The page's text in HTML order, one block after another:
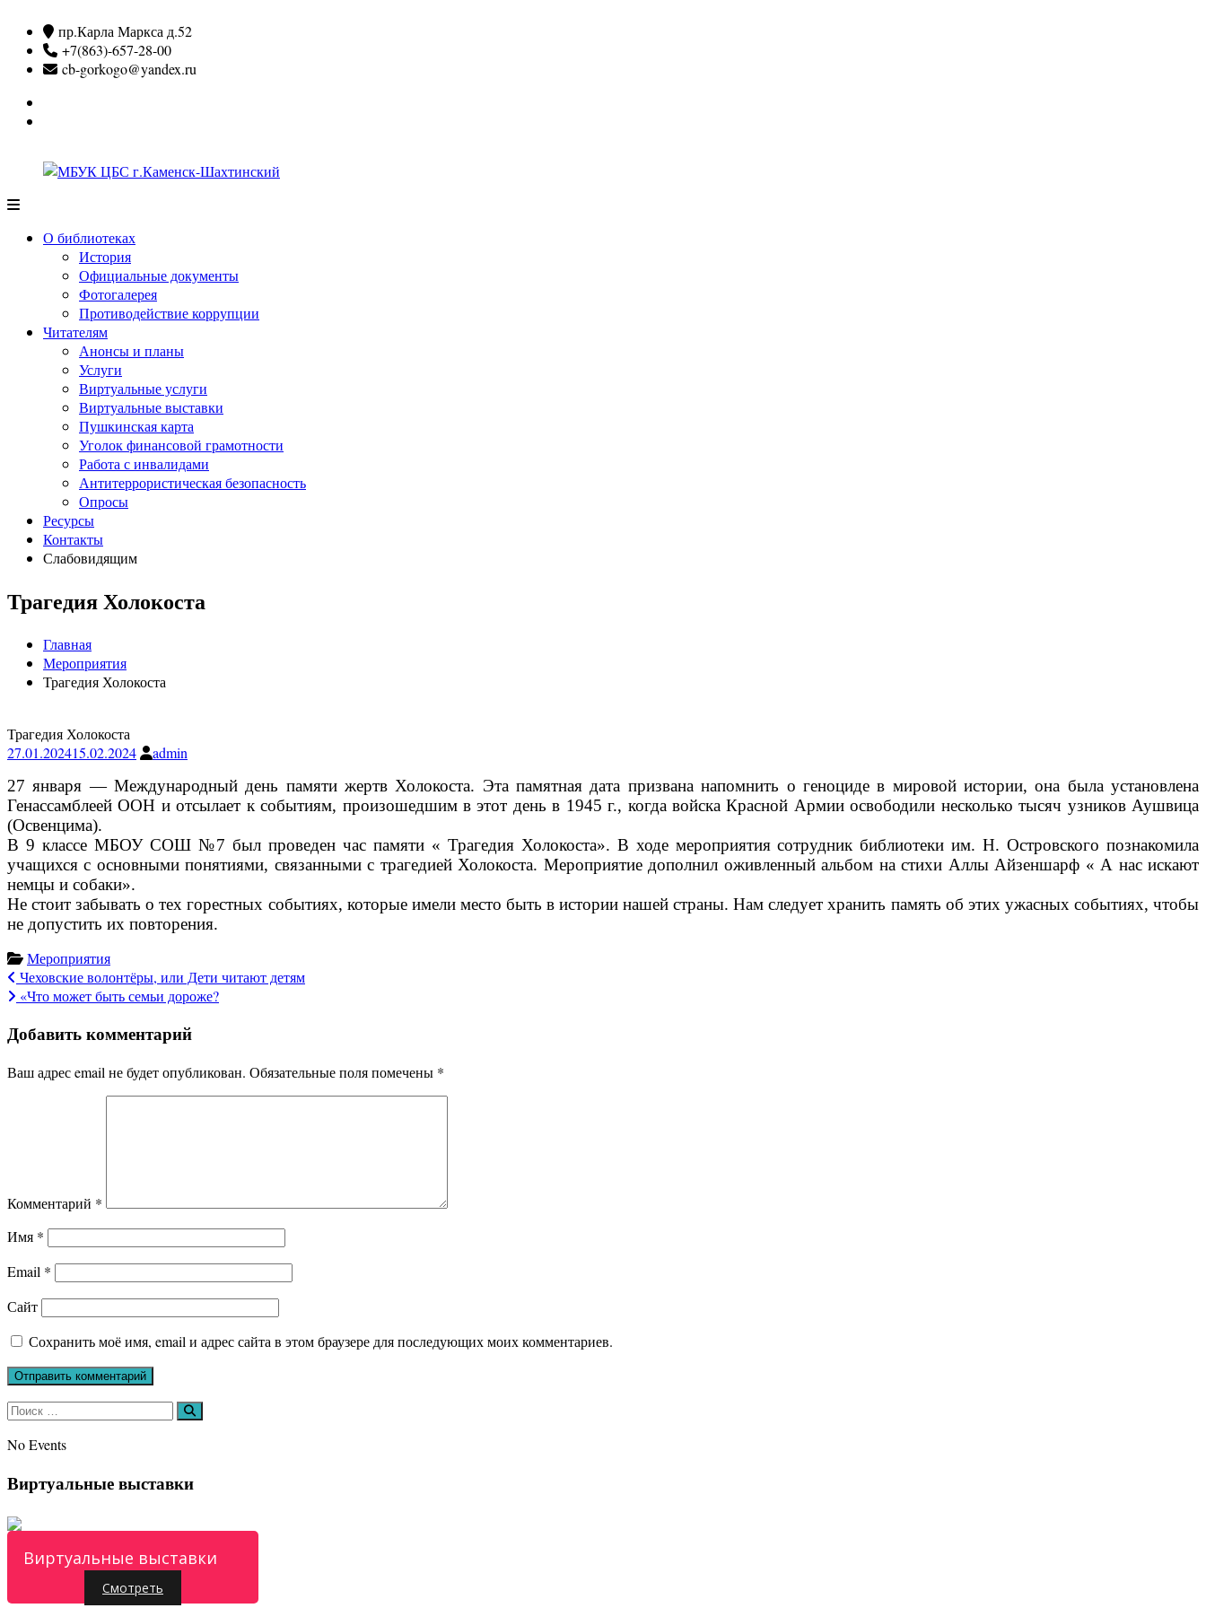
содержимому
пр.Карла Маркса д.52
+7(863)-657-28-00
cb-gorkogo@yandex.ru
ЦБС
г.Каменск-
Шахтинский
О библиотеках
История
Официальные документы
Фотогалерея
Противодействие коррупции
Читателям
Анонсы и планы
Услуги
Виртуальные услуги
Виртуальные выставки
Пушкинская карта
Уголок финансовой грамотности
Работа с инвалидами
Антитеррористическая безопасность
Опросы
Ресурсы
Контакты
Слабовидящим
Трагедия Холокоста
Главная
Мероприятия
Трагедия Холокоста
Трагедия Холокоста
27.01.202415.02.2024
admin
27 января — Международный день памяти жертв Холокоста. Эта памятная дата призвана напомнить о геноциде в мировой истории, она была установлена
Генассамблеей ООН и отсылает к событиям, произошедшим в этот день в 1945 г., когда войска Красной Армии освободили несколько тысяч узников Аушвица
(Освенцима).
В 9 классе МБОУ СОШ №7 был проведен час памяти « Трагедия Холокоста». В ходе мероприятия сотрудник библиотеки им. Н. Островского познакомила
учащихся с основными понятиями, связанными с трагедией Холокоста. Мероприятие дополнил оживленный альбом на стихи Аллы Айзеншарф « А нас искают
немцы и собаки».
Не стоит забывать о тех горестных событиях, которые имели место быть в истории нашей страны. Нам следует хранить память об этих ужасных событиях, чтобы
не допустить их повторения.
Мероприятия
Навигация
по
записям
Чеховские волонтёры, или Дети читают детям
«Что может быть семьи дороже?
Добавить комментарий
Ваш адрес email не будет опубликован. Обязательные поля помечены *
Комментарий *
Имя *
Email *
Сайт
Сохранить моё имя, email и адрес сайта в этом браузере для последующих моих комментариев.
Искать: Поиск
No Events
Виртуальные выставки
Виртуальные выставки
Смотреть